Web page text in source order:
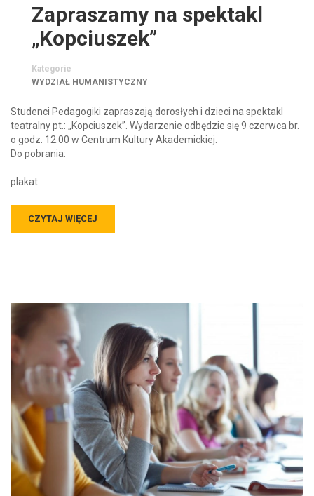
Zapraszamy na spektakl
„Kopciuszek”
Kategorie
WYDZIAŁ HUMANISTYCZNY
Studenci Pedagogiki zapraszają dorosłych i dzieci na spektakl
teatralny pt.: „Kopciuszek”. Wydarzenie odbędzie się 9 czerwca br.
o godz. 12.00 w Centrum Kultury Akademickiej.
Do pobrania:
plakat
CZYTAJ WIĘCEJ